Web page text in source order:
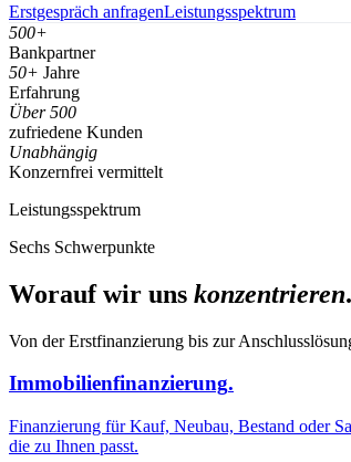
Erstgespräch anfragenLeistungsspektrum
500+
Bankpartner
50+ Jahre
Erfahrung
Über 500
zufriedene Kunden
Unabhängig
Konzernfrei vermittelt
Leistungsspektrum
Sechs Schwerpunkte
Worauf wir uns konzentrieren.
Von der Erstfinanzierung bis zur
Immobilienfinanzierung.
Finanzierung für Kauf, Neubau, Bestand oder
die zu Ihnen passt.